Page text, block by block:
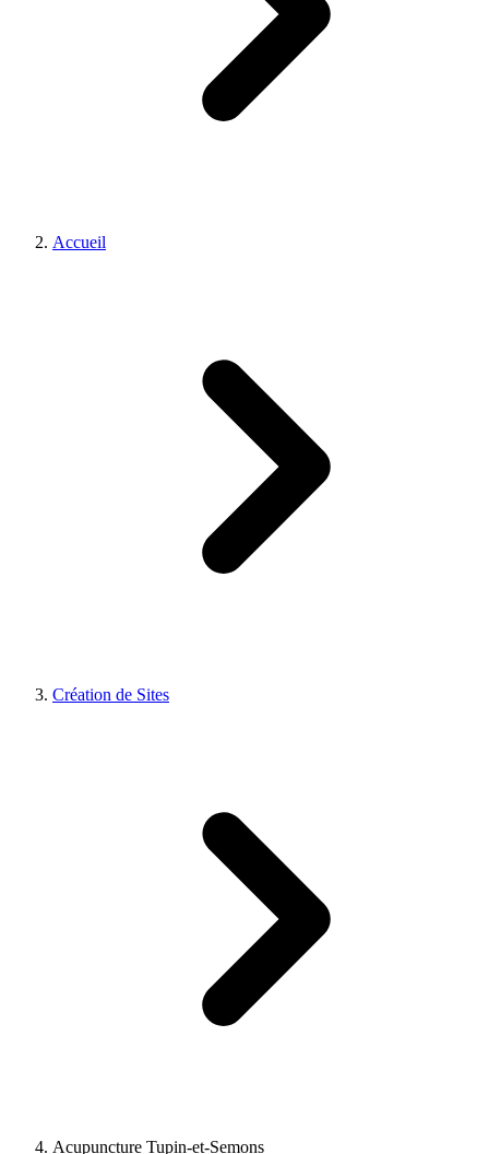
Accueil
Création de Sites
Acupuncture Tupin-et-Semons